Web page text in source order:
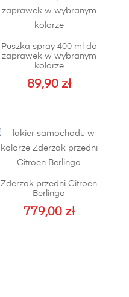
Puszka spray 400 ml do
zaprawek w wybranym
kolorze
89,90 zł
Zderzak przedni Citroen
Berlingo
779,00 zł